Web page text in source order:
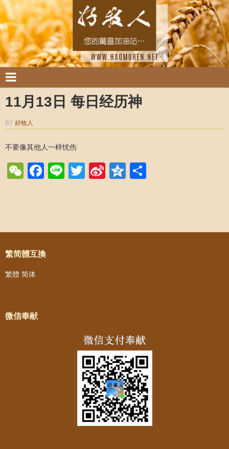
11月13日 每日经历神
BY 好牧人
不要像其他人一样忧伤
WeChat
Facebook
LineTwitter
SinaQzone
Post navigation
繁简體互換
繁體 简体
微信奉献